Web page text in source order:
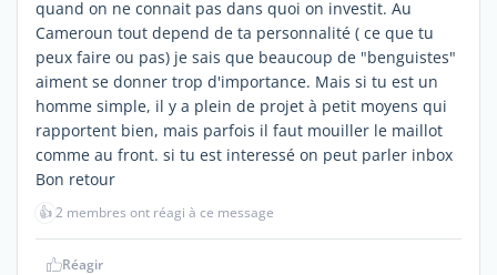
quand on ne connait pas dans quoi on investit. Au
Cameroun tout depend de ta personnalité ( ce que tu
peux faire ou pas) je sais que beaucoup de "benguistes"
aiment se donner trop d'importance. Mais si tu est un
homme simple, il y a plein de projet à petit moyens qui
rapportent bien, mais parfois il faut mouiller le maillot
comme au front. si tu est interessé on peut parler inbox
Bon retour
👍2 membres ont réagi à ce message
Réagir